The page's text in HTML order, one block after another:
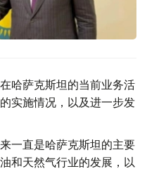
哈萨克斯坦的当前业务活
实施情况，以及进一步发
一直是哈萨克斯坦的主要
和天然气行业的发展，以